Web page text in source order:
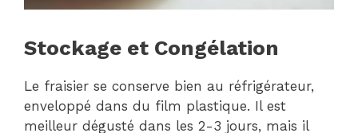
Stockage et Congélation
Le fraisier se conserve bien au réfrigérateur,
enveloppé dans du film plastique. Il est
meilleur dégusté dans les 2-3 jours, mais il